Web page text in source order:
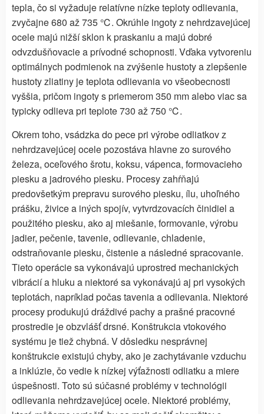
tepla, čo si vyžaduje relatívne nízke teploty odlievania,
zvyčajne 680 až 735 ℃. Okrúhle ingoty z nehrdzavejúcej
ocele majú nižší sklon k praskaniu a majú dobré
odvzdušňovacie a prívodné schopnosti. Vďaka vytvoreniu
optimálnych podmienok na zvýšenie hustoty a zlepšenie
hustoty zliatiny je teplota odlievania vo všeobecnosti
vyššia, pričom ingoty s priemerom 350 mm alebo viac sa
typicky odlieva pri teplote 730 až 750 ℃.
Okrem toho, vsádzka do pece pri výrobe odliatkov z
nehrdzavejúcej ocele pozostáva hlavne zo surového
železa, oceľového šrotu, koksu, vápenca, formovacieho
piesku a jadrového piesku. Procesy zahŕňajú
predovšetkým prepravu surového piesku, ílu, uhoľného
prášku, živice a iných spojív, vytvrdzovacích činidiel a
použitého piesku, ako aj miešanie, formovanie, výrobu
jadier, pečenie, tavenie, odlievanie, chladenie,
odstraňovanie piesku, čistenie a následné spracovanie.
Tieto operácie sa vykonávajú uprostred mechanických
vibrácií a hluku a niektoré sa vykonávajú aj pri vysokých
teplotách, napríklad počas tavenia a odlievania. Niektoré
procesy produkujú dráždivé pachy a prašné pracovné
prostredie je obzvlášť drsné. Konštrukcia vtokového
systému je tiež chybná. V dôsledku nesprávnej
konštrukcie existujú chyby, ako je zachytávanie vzduchu
a inklúzie, čo vedie k nízkej výťažnosti odliatku a miere
úspešnosti. Toto sú súčasné problémy v technológii
odlievania nehrdzavejúcej ocele. Niektoré problémy,